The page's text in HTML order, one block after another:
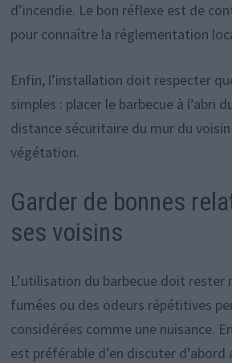
d’incendie. Le bon réflexe est de
pour connaître la réglementation
Enfin, l’installation doit respecter
simples : placer le barbecue à l’abri
distance sécuritaire du mur du
végétation.
Garder de bonnes
ses voisins
L’utilisation du barbecue doit rester
fumées ou des odeurs répétitives
considérées comme une nuisance.
est préférable d’en discuter d’abord